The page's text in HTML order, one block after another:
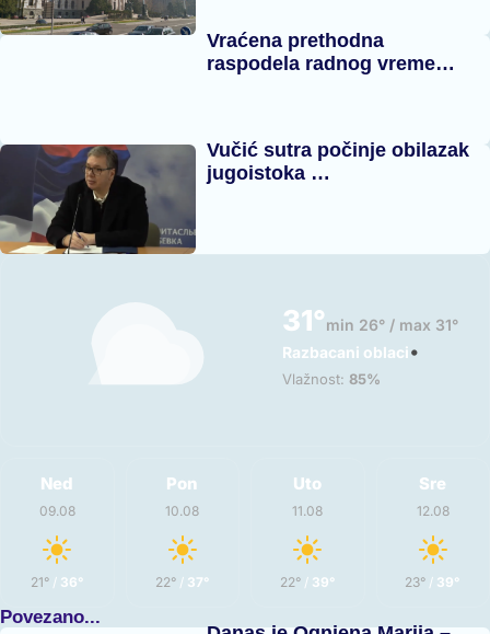
Vraćena prethodna
raspodela radnog vreme…
Vučić sutra počinje obilazak
jugoistoka …
31°min 26° / max 31°
Razbacani oblaci•
Vlažnost:85%
Ned
09.08
21°/ 36°
Pon
10.08
22°/ 37°
Uto
11.08
22°/ 39°
Sre
12.08
23° / 39°
Povezano...